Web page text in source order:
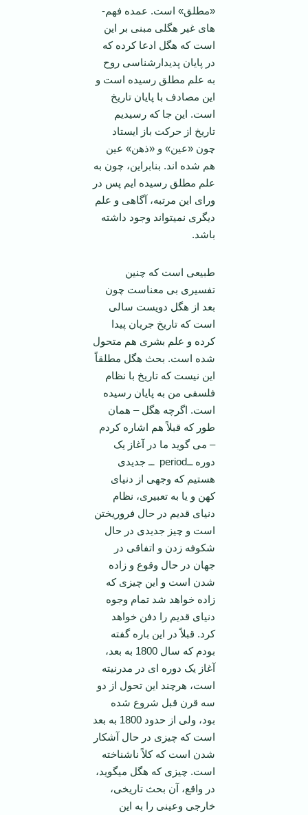
«مطلق» است. عمده فهم­
های غیر هگلی مبنی بر این
است که هگل ادعا کرده که
در پایان پدیدارشناسی روح
به علم مطلق رسیده است و
این مصادف با پایان تاریخ
است. این جا که رسیدیم
تاریخ از حرکت باز ایستاد
چون «عین» و «ذهن» عین
هم شده­ ا­ند. بنابراین، چون به
علم مطلق رسیده­ ایم پس در
ورای این مرتبه، آگاهی و علم
دیگری نمی­تواند وجود داشته
باشد.
طبیعی است که چنین
تفسیری بی معناست چون
بعد از هگل دویست سالی
است که تاریخ جریان پیدا
کرده و علم بشری هم متحول
شده است. بحث هگل مطلقاً
این نیست که تاریخ با نظام
فلسفی من به پایان رسیده
است. اگرچه هگل – همان
طور که قبلاً هم اشاره کردم
– می گوید ما در آغاز یک
دوره ــperiod ــ جدیدی
هستیم که وجهی از دنیای
کهن و یا به تعبیری، نظام
دنیای قدیم در حال فروریختن
است و چیز جدیدی در حال
شکوفه زدن و اتفاقی در
جهان در حال وقوع و زاده
شدن است و این چیزی که
زاده خواهد شد تمام وجوه
دنیای قدیم را دفن خواهد
کرد. قبلاً در این باره گفته
بودم که سال 1800 به بعد،
آغاز یک دوره ای در مدرنیته
است، هرچند این تحول از دو
سه قرن قبل شروع شده
بود، ولی از حدود 1800 به بعد
است که چیزی در حال آشکار
شدن است که کلاً ناشناخته
است. چیزی که هگل می­گوید،
در واقع، آن بحث تاریخی،
خارجی وعینی را به این